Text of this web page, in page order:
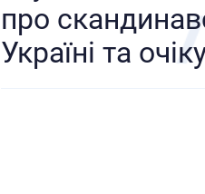
про
Україні та